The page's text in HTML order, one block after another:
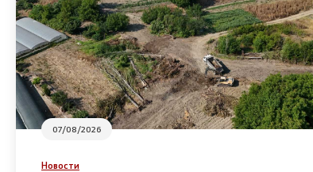
07/08/2026
Новости